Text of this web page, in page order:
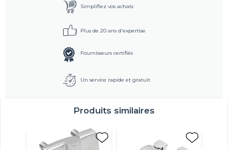
Simplifiez vos achats
Plus de 20 ans d'expertise
Fournisseurs certifiés
Un service rapide et gratuit
Produits similaires